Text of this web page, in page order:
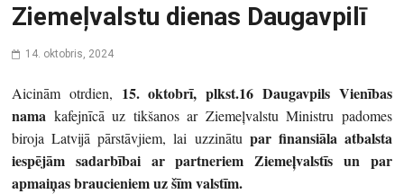
Ziemeļvalstu dienas Daugavpilī
14. oktobris, 2024
Aicinām otrdien, 15. oktobrī, plkst.16 Daugavpils Vienības
nama kafejnīcā uz tikšanos ar Ziemeļvalstu Ministru padomes
biroja Latvijā pārstāvjiem, lai uzzinātu par finansiāla atbalsta
iespējām sadarbībai ar partneriem Ziemeļvalstīs un par
apmaiņas braucieniem uz šīm valstīm.